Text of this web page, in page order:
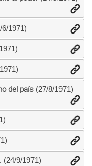
6/1971)
del país(27/8/1971)
(24/9/1971)